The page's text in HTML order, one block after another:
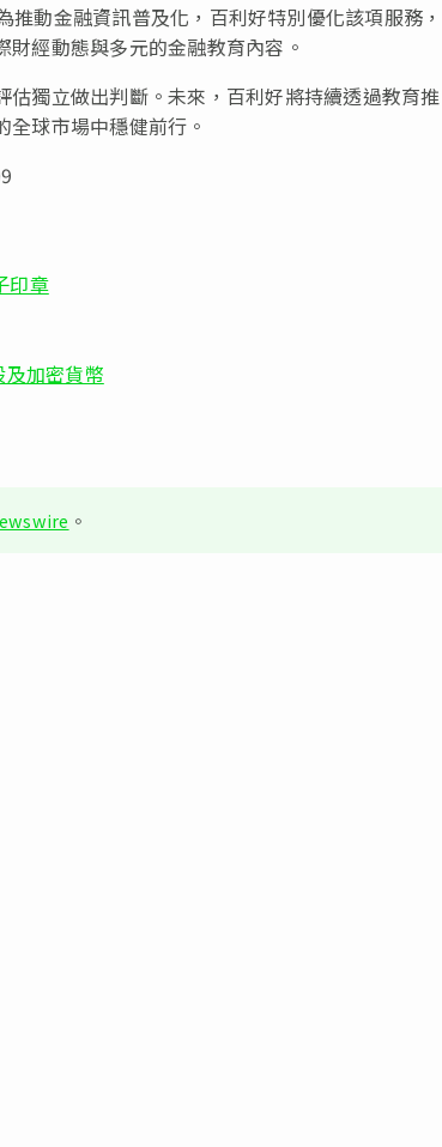
動金融資訊普及化，百利好特別優化該項服務，
經動態與多元的金融教育內容。
獨立做出判斷。未來，百利好將持續透過教育推
球市場中穩健前行。
印章
加密貨幣
。